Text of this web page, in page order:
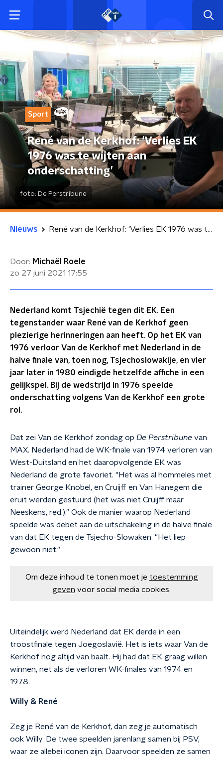
Sport
René van de Kerkhof: ‘Verlies EK
1976 was te wijten aan
onderschatting’
foto: De Perstribune
Nieuws René van de Kerkhof: ‘Verlies EK 1976 was te wijten aan onderschatting’
Door: Michaël Roele
zo 27 juni 2021 17:55
Nederland komt Tsjechië tegen dit EK. Een
tegenstander waar René van de Kerkhof geen
plezierige herinneringen aan heeft. Op het EK van
1976 verloor Van de Kerkhof met Nederland in de
halve finale van, toen nog, Tsjechoslowakije, en vier
jaar later in 1980 eindigde hetzelfde affiche in een
gelijkspel. Bij de wedstrijd in 1976 speelde
onderschatting volgens Van de Kerkhof een grote
rol.
Dat zei Van de Kerkhof zondag op De Perstribune van
MAX. Nederland had de WK-finale van 1974 verloren van
West-Duitsland en het daaropvolgende EK was
Nederland de grote favoriet. "Het was al hommeles met
trainer George Knobel, en Cruijff en Van Hanegem die
eruit werden gestuurd (het was niet Cruijff maar
Neeskens, red.)." Ook de manier waarop Nederland
speelde was debet aan de uitschakeling in de halve finale
van dat EK tegen de Tsjecho-Slowaken. "Het liep
gewoon niet."
Om deze inhoud te tonen moet je toestemming
geven voor social media cookies.
Uiteindelijk werd Nederland dat EK derde in een
troostfinale tegen Joegoslavië. Het is iets waar Van de
Kerkhof nog altijd van baalt. Hij had dat EK graag willen
winnen, net als de verloren WK-finales van 1974 en
1978.
Willy & René
Zeg je René van de Kerkhof, dan zeg je automatisch
ook Willy. De twee speelden jarenlang samen bij PSV,
waar ze allebei iconen zijn. Daarvoor speelden ze samen